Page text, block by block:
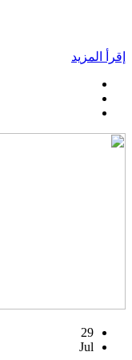
إقرأ المزيد
29
Jul